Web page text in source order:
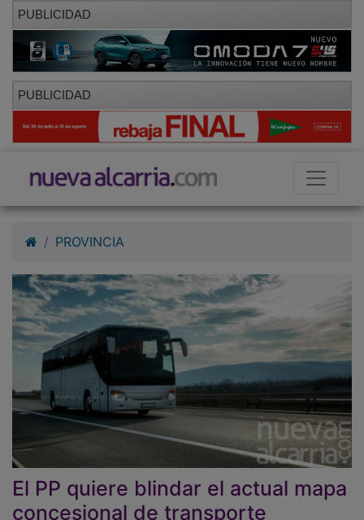
PUBLICIDAD
PUBLICIDAD
El PP quiere blindar el actual mapa
concesional de transporte